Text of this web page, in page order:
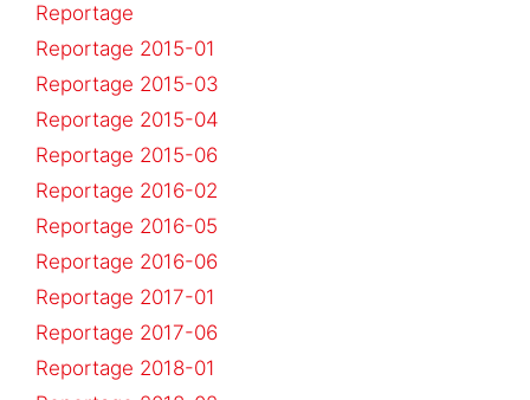
Reportage
Reportage 2015-01
Reportage 2015-03
Reportage 2015-04
Reportage 2015-06
Reportage 2016-02
Reportage 2016-05
Reportage 2016-06
Reportage 2017-01
Reportage 2017-06
Reportage 2018-01